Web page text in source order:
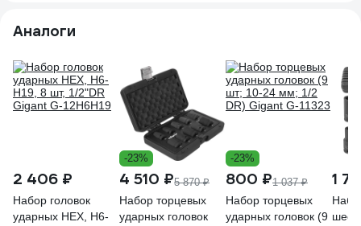
Аналоги
2 406 ₽
Набор головок
ударных HEX, H6-
-23%
4 510 ₽5 870 ₽
Набор торцевых
ударных головок
-23%
800 ₽1 037 ₽
Набор торцевых
ударных головок (9
1